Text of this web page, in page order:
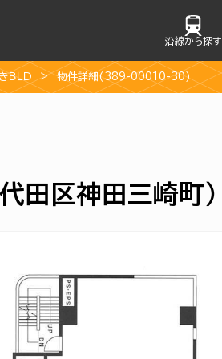
沿線から探す
ＢＬＤ 物件詳細(389-00010-30)
田区神田三崎町）